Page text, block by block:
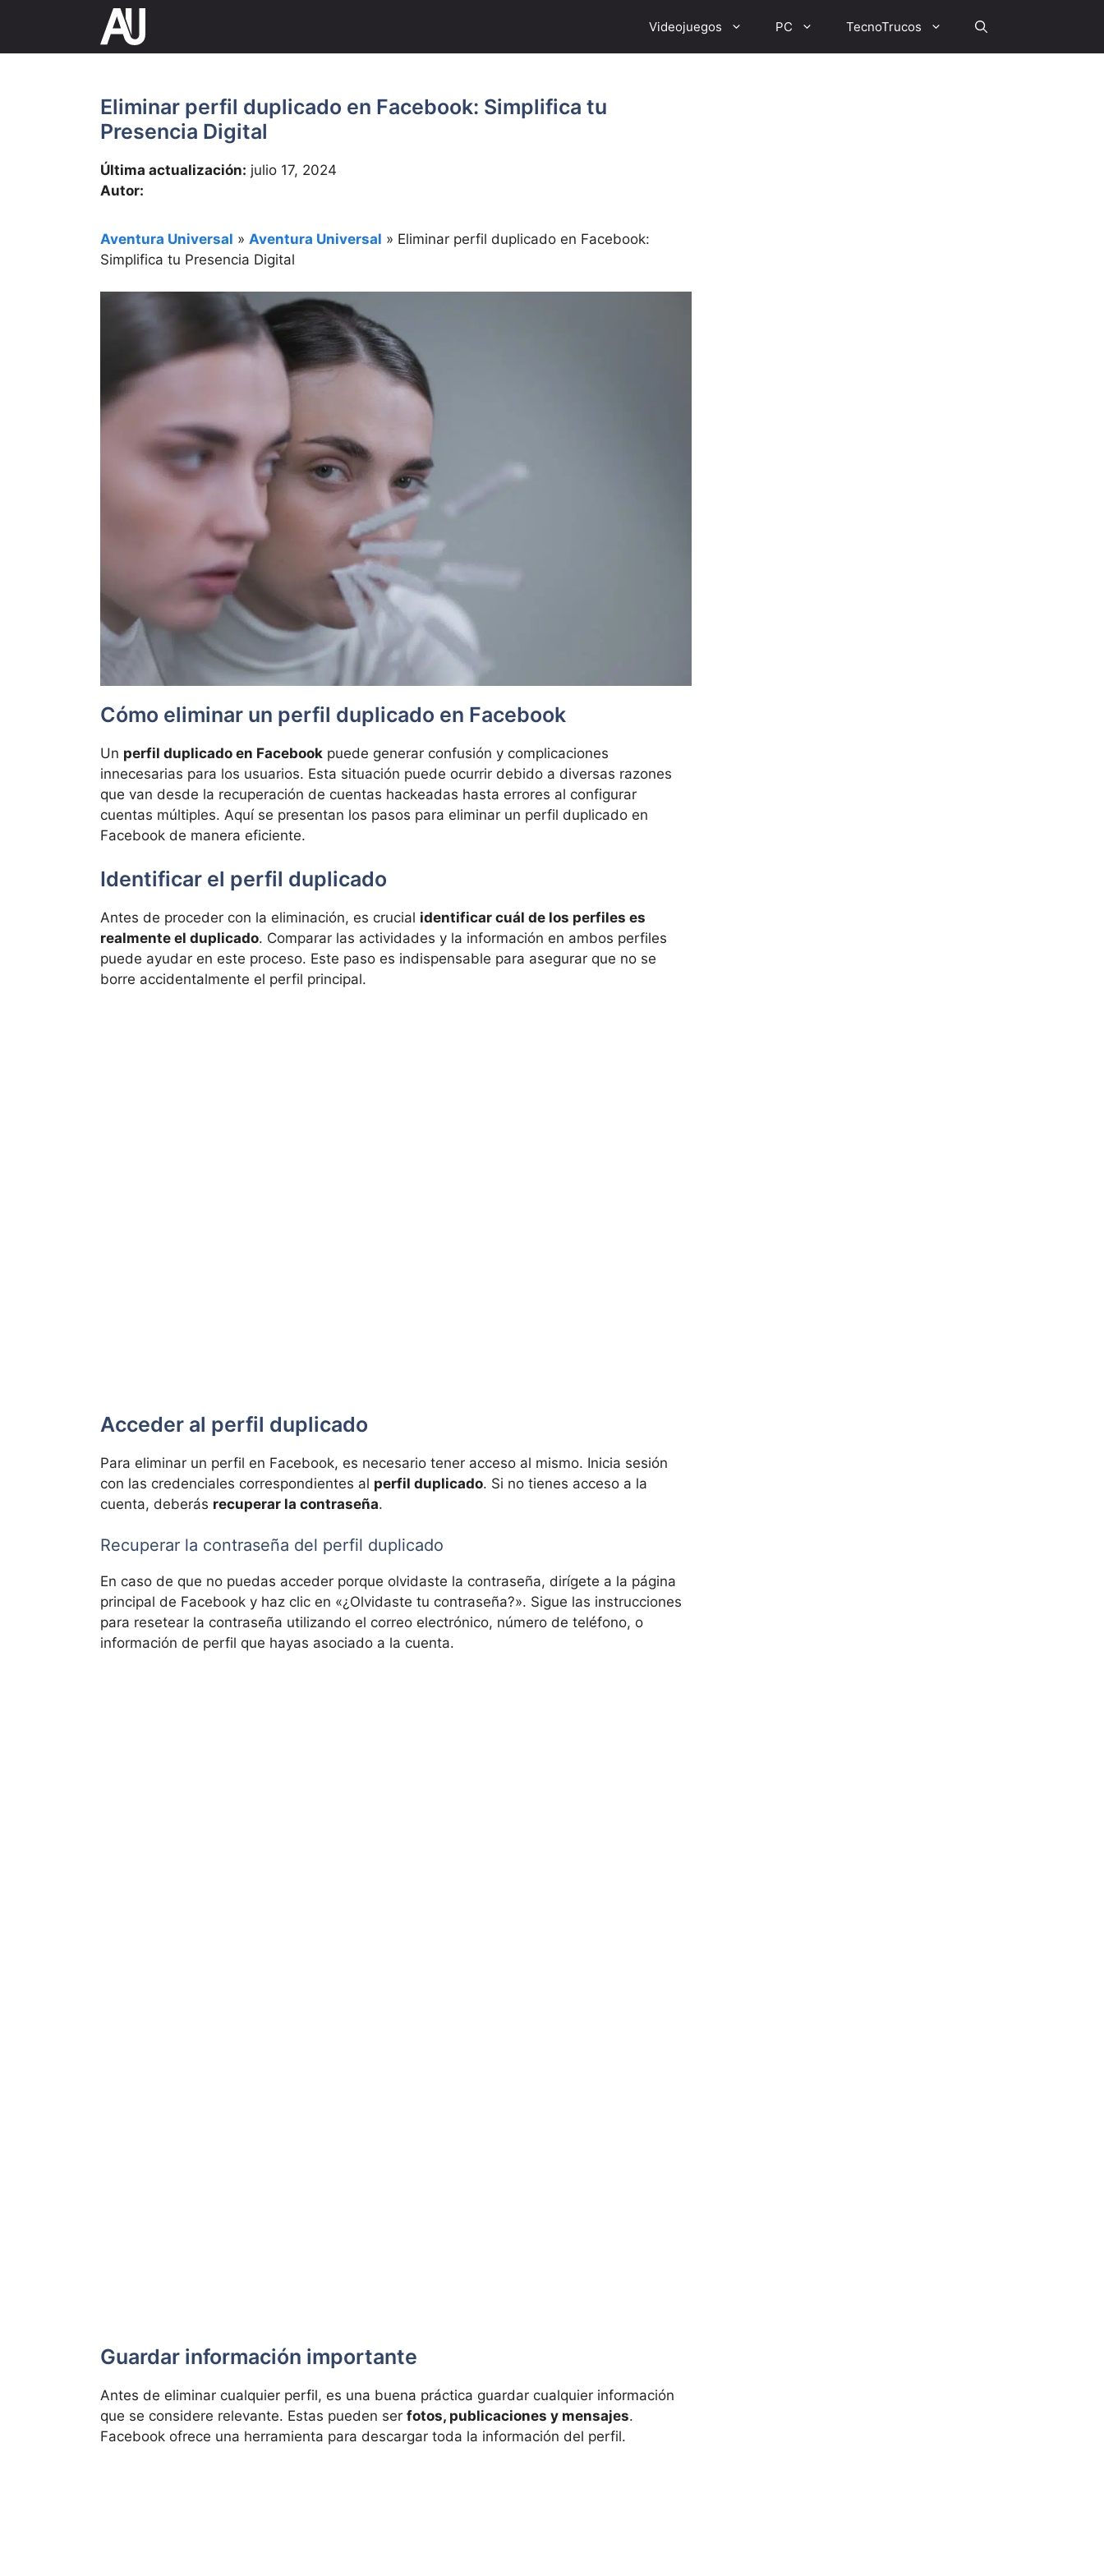
contenido
Videojuegos PC TecnoTrucos
Eliminar perfil duplicado en Facebook: Simplifica tu
Presencia Digital
Última actualización: julio 17, 2024
Autor:
Aventura Universal » Aventura Universal » Eliminar perfil duplicado en Facebook:
Simplifica tu Presencia Digital
Cómo eliminar un perfil duplicado en Facebook
Un perfil duplicado en Facebook puede generar confusión y complicaciones
innecesarias para los usuarios. Esta situación puede ocurrir debido a diversas razones
que van desde la recuperación de cuentas hackeadas hasta errores al configurar
cuentas múltiples. Aquí se presentan los pasos para eliminar un perfil duplicado en
Facebook de manera eficiente.
Identificar el perfil duplicado
Antes de proceder con la eliminación, es crucial identificar cuál de los perfiles es
realmente el duplicado. Comparar las actividades y la información en ambos perfiles
puede ayudar en este proceso. Este paso es indispensable para asegurar que no se
borre accidentalmente el perfil principal.
Acceder al perfil duplicado
Para eliminar un perfil en Facebook, es necesario tener acceso al mismo. Inicia sesión
con las credenciales correspondientes al perfil duplicado. Si no tienes acceso a la
cuenta, deberás recuperar la contraseña.
Recuperar la contraseña del perfil duplicado
En caso de que no puedas acceder porque olvidaste la contraseña, dirígete a la página
principal de Facebook y haz clic en «¿Olvidaste tu contraseña?». Sigue las instrucciones
para resetear la contraseña utilizando el correo electrónico, número de teléfono, o
información de perfil que hayas asociado a la cuenta.
Guardar información importante
Antes de eliminar cualquier perfil, es una buena práctica guardar cualquier información
que se considere relevante. Estas pueden ser fotos, publicaciones y mensajes.
Facebook ofrece una herramienta para descargar toda la información del perfil.